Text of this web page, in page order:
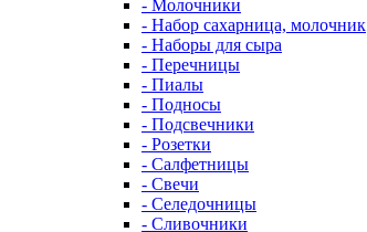
- Молочники
- Набор сахарница, молочник
- Наборы для сыра
- Перечницы
- Пиалы
- Подносы
- Подсвечники
- Розетки
- Салфетницы
- Свечи
- Селедочницы
- Сливочники